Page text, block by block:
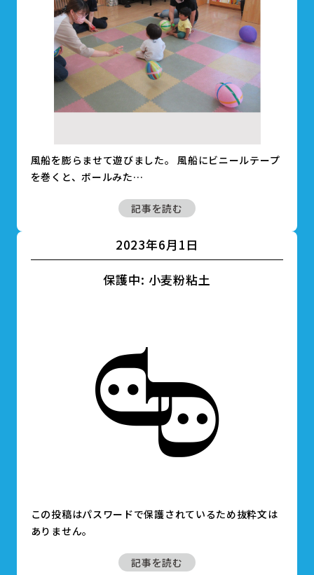
風船を膨らませて遊びました。 風船にビニールテープ
を巻くと、ボールみた…
記事を読む
2023年6月1日
保護中: 小麦粉粘土
この投稿はパスワードで保護されているため抜粋文は
ありません。
記事を読む